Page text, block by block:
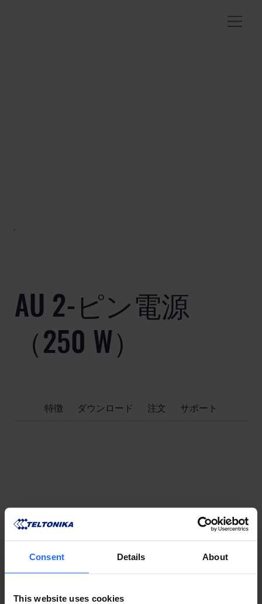
Consent Details About
This website uses cookies
AU 2-ピン電源
（250 W）
特徴 ダウンロード 注文 サポート